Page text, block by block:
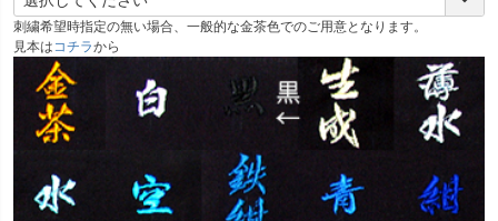
必
須
)
刺繍希望時指定の無い場合、一般的な金茶色でのご用意となります。
見本は コチラから